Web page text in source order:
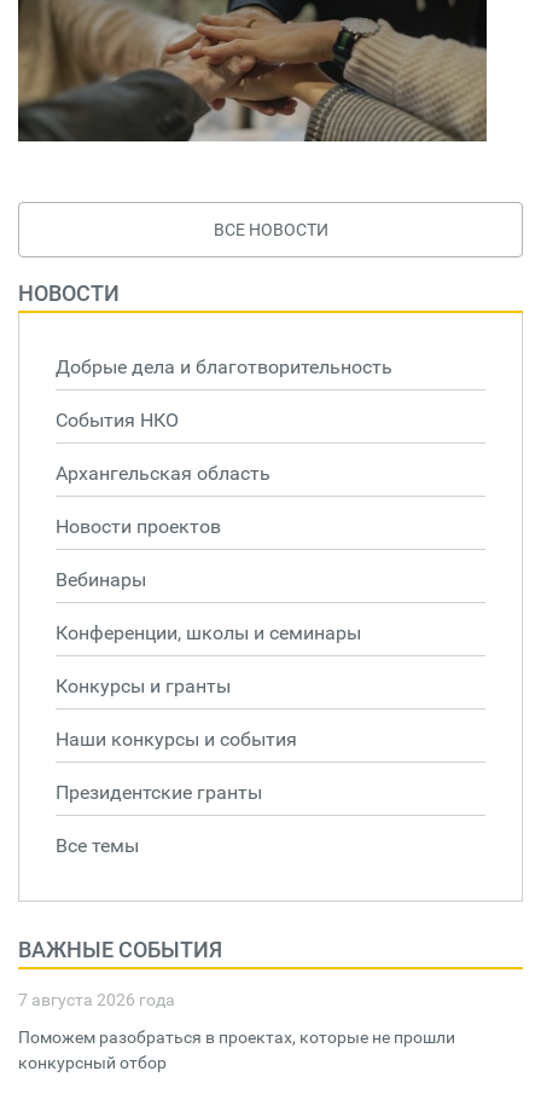
ВСЕ НОВОСТИ
НОВОСТИ
Добрые дела и благотворительность
События НКО
Архангельская область
Новости проектов
Вебинары
Конференции, школы и семинары
Конкурсы и гранты
Наши конкурсы и события
Президентские гранты
Все темы
ВАЖНЫЕ СОБЫТИЯ
7 августа 2026 года
Поможем разобраться в проектах, которые не прошли
конкурсный отбор